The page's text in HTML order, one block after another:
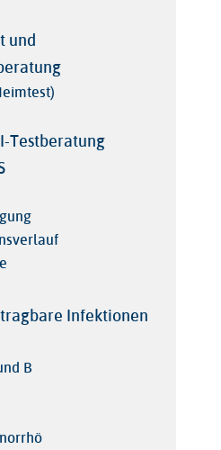
und
Testberatung
Infektionen
B